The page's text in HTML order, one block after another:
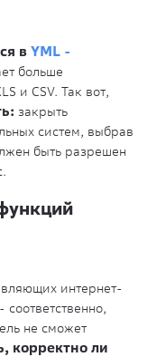
в YML -
больше
и CSV. Так вот,
закрыть
систем, выбрав
быть разрешен
интернет-
не сможет
корректно ли